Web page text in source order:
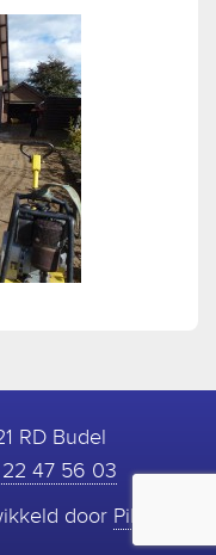
RD Budel
47 56 03
door Piksel